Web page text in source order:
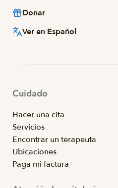
Donar
Ver en Español
Cuidado
Hacer una cita
Servicios
Encontrar un terapeuta
Ubicaciones
Paga mi factura